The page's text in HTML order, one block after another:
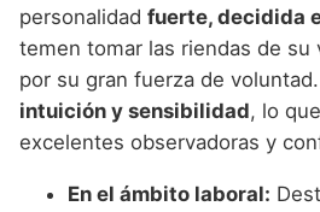
personalidad fuerte, decidida
temen tomar las riendas de su
por su gran fuerza de
intuición y sensibilidad, lo
excelentes observadoras y
En el ámbito laboral: